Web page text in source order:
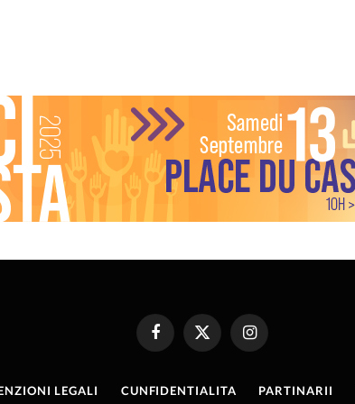
FacebookX
(Twitter)
Instagram
LEGALI CUNFIDENTIALITA PARTINARII